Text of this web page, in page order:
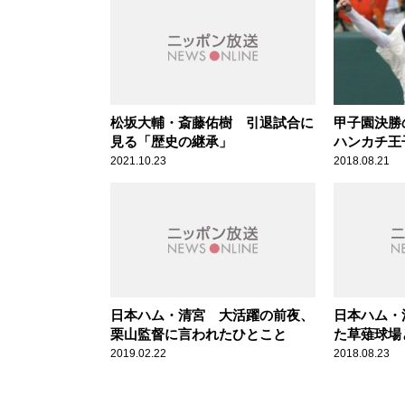
松坂大輔・斎藤佑樹 引退試合に
見る「歴史の継承」
2021.10.23
甲子園決
ハンカチ
2018.08.21
日本ハム・清宮 大活躍の前夜、
栗山監督に言われたひとこと
2019.02.22
日本ハム
た草薙球
はの縁
2018.08.23